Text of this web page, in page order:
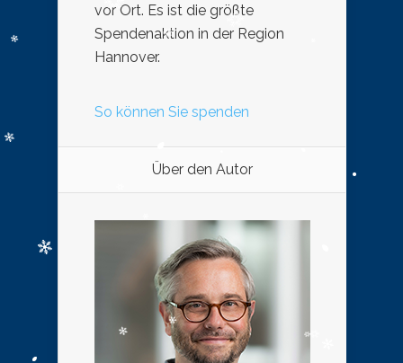
vor Ort. Es ist die größte
Spendenaktion in der Region
Hannover.
So können Sie spenden
Über den Autor